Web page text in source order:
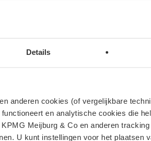
Details
anderen cookies (of vergelijkbare
en analytische cookies die
Meijburg & Co en anderen
U kunt instellingen voor het plaatsen
als box 3. Nieuwe wetgeving
lastig om nu de juiste keuzes
risico’s met zich
in veel gevallen belasting
Dit kan betekenen dat je
liquiditeit beschikbaar is.